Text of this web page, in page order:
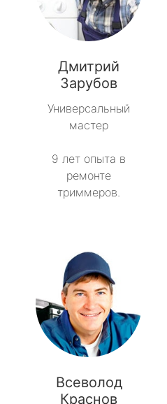
Дмитрий
Зарубов
Универсальный
мастер
9 лет опыта в
ремонте
триммеров.
Всеволод
Краснов